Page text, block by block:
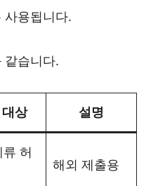
사용됩니다.
같습니다.
상 설명
류 허
해외 제출용